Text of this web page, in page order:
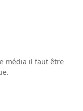
média il faut être